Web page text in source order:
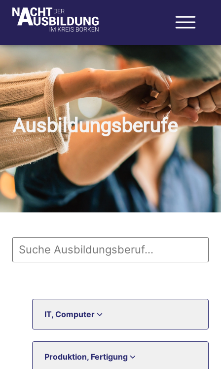
Ausbildungsberufe
IT, Computer
Produktion, Fertigung